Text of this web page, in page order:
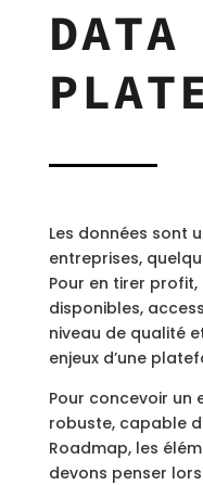
DATA
Les données sont
entreprises,
Pour en tirer
disponibles,
niveau de qualité
enjeux d’une
Pour concevoir un
robuste, capable
Roadmap, les
devons penser